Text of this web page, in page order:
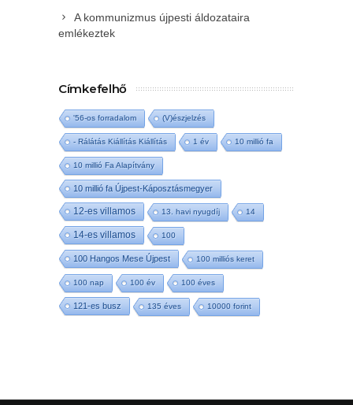
A kommunizmus újpesti áldozataira
emlékeztek
Címkefelhő
'56-os forradalom (V)észjelzés
- Rálátás Kiállítás Kiállítás 1 év 10 millió fa
10 millió Fa Alapítvány
10 millió fa Újpest-Káposztásmegyer
12-es villamos 13. havi nyugdíj 14
14-es villamos 100
100 Hangos Mese Újpest 100 milliós keret
100 nap 100 év 100 éves
121-es busz 135 éves 10000 forint